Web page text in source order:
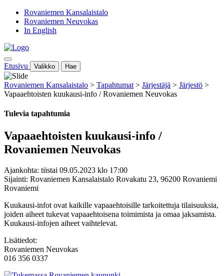
Rovaniemen Kansalaistalo
Rovaniemen Neuvokas
In English
Etusivu Valikko Hae
Rovaniemen Kansalaistalo > Tapahtumat > Järjestäjä > Järjestö >
Vapaaehtoisten kuukausi-info / Rovaniemen Neuvokas
Tulevia tapahtumia
Vapaaehtoisten kuukausi-info /
Rovaniemen Neuvokas
Ajankohta: tiistai 09.05.2023 klo 17:00
Sijainti: Rovaniemen Kansalaistalo Rovakatu 23, 96200 Rovaniemi
Rovaniemi
Kuukausi-infot ovat kaikille vapaaehtoisille tarkoitettuja tilaisuuksia,
joiden aiheet tukevatvapaaehtoisena toimimista ja omaa jaksamista.
Kuukausi-infojen aiheet vaihtelevat.
Lisätiedot:
Rovaniemen Neuvokas
016 356 0337